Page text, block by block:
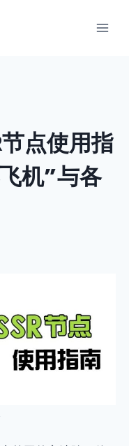
点使用指
机”与各